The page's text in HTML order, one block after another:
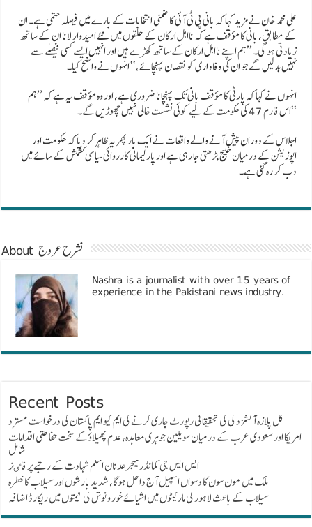
علی محمد خان نے مزید کہا کہ بانی پی ٹی آئی کا ضمنی انتخابات کے بارے میں فیصلہ حتمی ہے۔ ان
کے مطابق، بانی کا مؤقف ہے کہ نااہل ارکان کے حلقوں میں نئے امیدوار لانا ان کے ساتھ
زیادتی ہو گی۔ ’’ہم اپنے نااہل ارکان کے ساتھ کھڑے ہیں اور انہیں ایسے کسی فیصلے سے
نہیں بدلیں گے جو ان کی وفاداری کو نقصان پہنچائے،‘‘ انہوں نے واضح کیا۔
انہوں نے کہا کہ پارٹی کا مؤقف بانی تک پہنچانا ضروری ہے، اور وہ مؤقف یہ ہے کہ ’’ہم
اس فارم 47 کی حکومت کے لیے کوئی نشست خالی نہیں چھوڑیں گے۔‘‘
اجلاس کے دوران پیش آنے والے واقعات نے ایک بار پھر یہ ظاہر کر دیا کہ حکومت اور
اپوزیشن کے درمیان خلیج بڑھتی جا رہی ہے اور پارلیمانی کارروائی سیاسی کشمکش کے سائے میں
دب کر رہ گئی ہے۔
About نشرح عروج
Nashra is a journalist with over 15 years of
experience in the Pakistani news industry.
Recent Posts
گل پلازہ آتشزدگی کی تحقیقاتی رپورٹ جاری کرنے کی ایم کیو ایم پاکستان کی درخواست مسترد
امریکا اور سعودی عرب کے درمیان سویلین جوہری معاہدہ، عدم پھیلاؤ کے سخت حفاظتی اقدامات
شامل
ایس ایس جی کمانڈر میجر عدنان اسلم شہادت کے رتبے پر فاٸز
ملک میں مون سون کا دسواں اسپیل آج داخل ہوگا، شدید بارشوں اور سیلاب کا خطرہ
سیلاب کے باعث لاہور کی مارکیٹوں میں اشیائے خور و نوش کی قیمتوں میں ریکارڈ اضافہ